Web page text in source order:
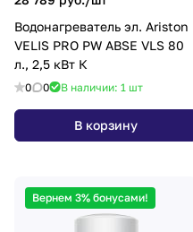
Водонагреватель эл. Ariston
VELIS PRO PW ABSE VLS 80
л., 2,5 кВт К
0 0 В наличии: 1 шт
В корзину
Вернем 3% бонусами!